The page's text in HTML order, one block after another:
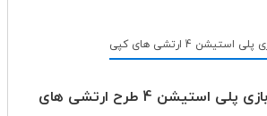
4 ارتشی های کپی
ویژگی های دسته بازی پلی استیشن 4 طرح ارتشی های